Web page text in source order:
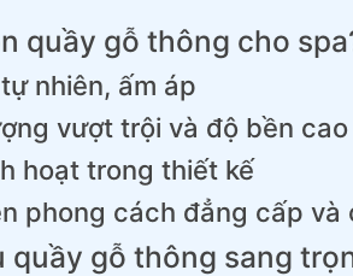
quầy gỗ thông cho
nhiên, ấm áp
vượt trội và độ bền cao
hoạt trong thiết kế
phong cách đẳng cấp và
quầy gỗ thông sang